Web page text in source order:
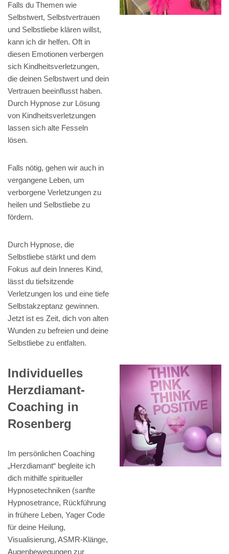
Falls du Themen wie
Selbstwert, Selbstvertrauen
und Selbstliebe klären willst,
kann ich dir helfen. Oft in
diesen Emotionen verbergen
sich Kindheitsverletzungen,
die deinen Selbstwert und dein
Vertrauen beeinflusst haben.
Durch Hypnose zur Lösung
von Kindheitsverletzungen
lassen sich alte Fesseln
lösen.
Falls nötig, gehen wir auch in
vergangene Leben, um
verborgene Verletzungen zu
heilen und Selbstliebe zu
fördern.
Durch Hypnose, die
Selbstliebe stärkt und dem
Fokus auf dein Inneres Kind,
lässt du tiefsitzende
Verletzungen los und eine tiefe
Selbstakzeptanz gewinnen.
Jetzt ist es Zeit, dich von alten
Wunden zu befreien und deine
Selbstliebe zu entfalten.
Individuelles
Herzdiamant-
Coaching in
Rosenberg
Im persönlichen Coaching
„Herzdiamant“ begleite ich
dich mithilfe spiritueller
Hypnosetechniken (sanfte
Hypnosetrance, Rückführung
in frühere Leben, Yager Code
für deine Heilung,
Visualisierung, ASMR-Klänge,
Augenbewegungen zur